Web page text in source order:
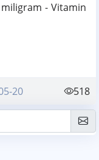
- Vitamin
20 518